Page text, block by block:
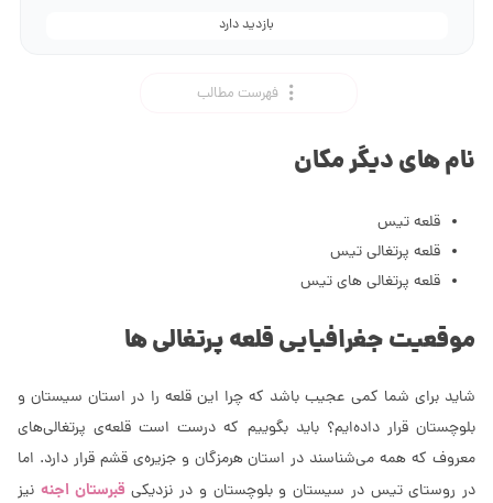
بازدید دارد
فهرست مطالب
نام های دیگر مکان
قلعه تیس
قلعه پرتغالی تیس
قلعه پرتغالی های تیس
موقعیت جغرافیایی قلعه پرتغالی ها
شاید برای شما کمی عجیب باشد که چرا این قلعه را در استان سیستان و
بلوچستان قرار داده‌ایم؟ باید بگوییم که درست است قلعه‌ی پرتغالی‌های
معروف که همه می‌شناسند در استان هرمزگان و جزیره‌ی قشم قرار دارد. اما
در روستای تیس در سیستان و بلوچستان و در نزدیکی قبرستان اجنه نیز